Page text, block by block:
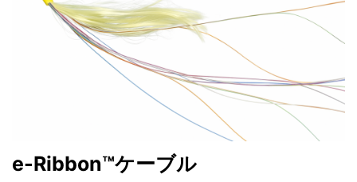
e-Ribbon™ケーブル